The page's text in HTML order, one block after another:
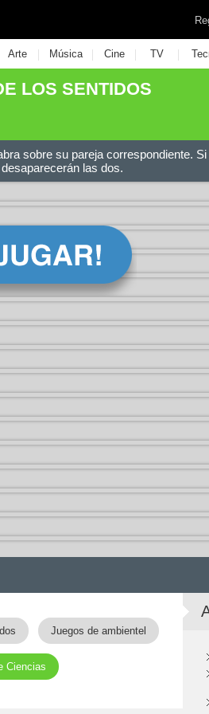
Arte | Música | Cine | TV |
LOS SENTIDOS
sobre su pareja correspondiente. Si
las dos.
Juegos de ambientel
Ciencias